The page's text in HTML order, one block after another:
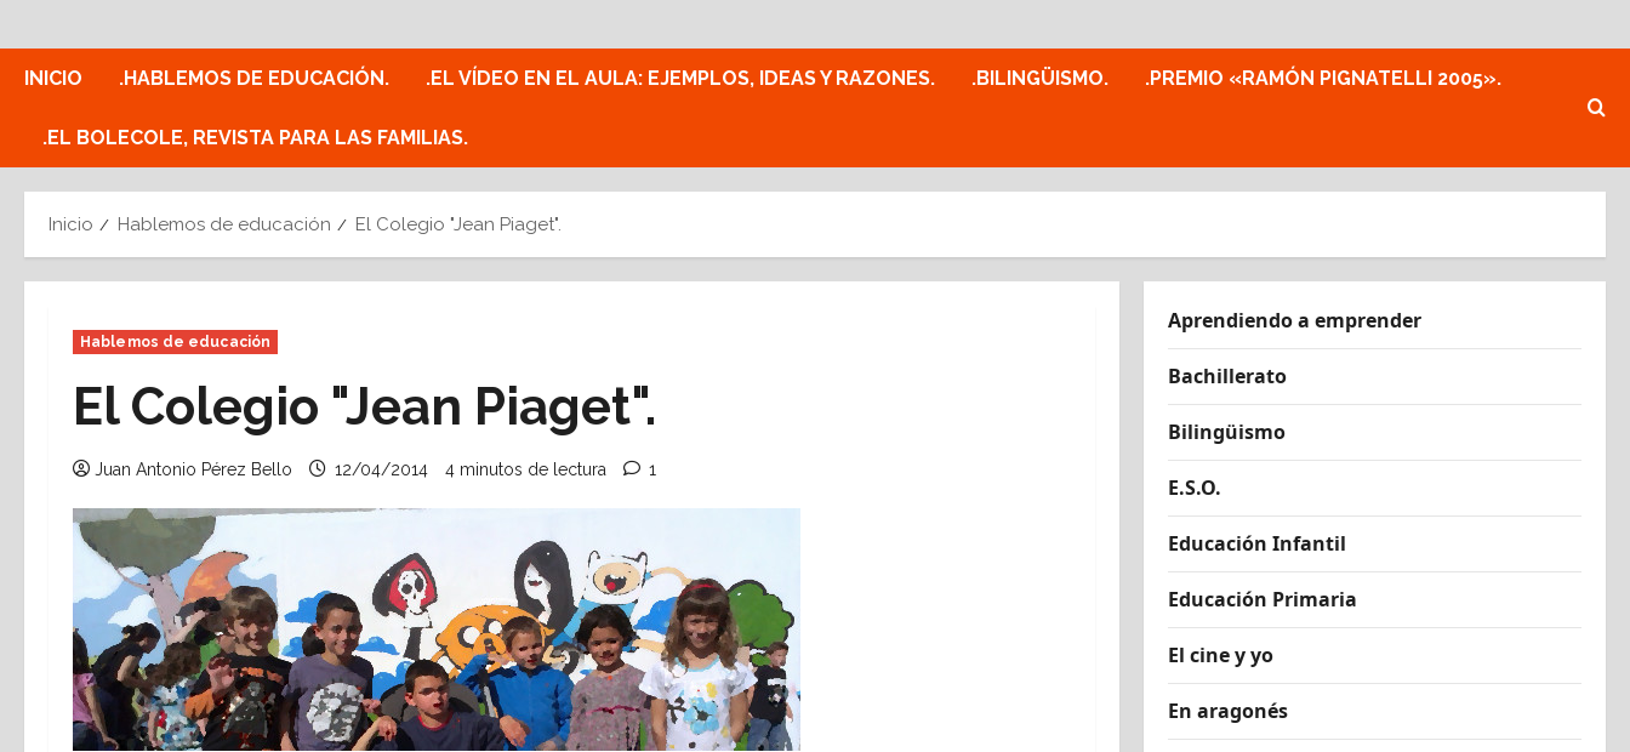
al
contenido
INICIO .HABLEMOS DE EDUCACIÓN. .EL VÍDEO EN EL AULA: EJEMPLOS, IDEAS Y RAZONES. .BILINGÜISMO. .PREMIO «RAMÓN PIGNATELLI 2005».
.EL BOLECOLE, REVISTA PARA LAS FAMILIAS.
Inicio Hablemos de educación El Colegio "Jean Piaget".
Hablemos de educación
El Colegio "Jean Piaget".
Juan Antonio Pérez Bello 12/04/2014 4 minutos de lectura 1
Aprendiendo a emprender
Bachillerato
Bilingüismo
E.S.O.
Educación Infantil
Educación Primaria
El cine y yo
En aragonés